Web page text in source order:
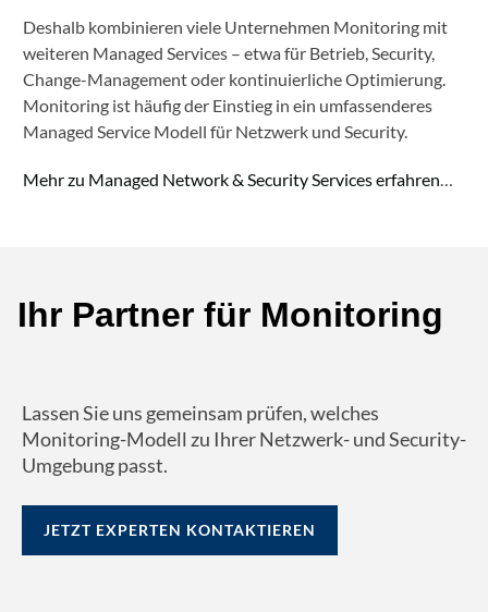
Deshalb kombinieren viele Unternehmen Monitoring mit
weiteren Managed Services – etwa für Betrieb, Security,
Change-Management oder kontinuierliche Optimierung.
Monitoring ist häufig der Einstieg in ein umfassenderes
Managed Service Modell für Netzwerk und Security.
Mehr zu Managed Network & Security Services erfahren…
Ihr Partner für Monitoring
Lassen Sie uns gemeinsam prüfen, welches
Monitoring-Modell zu Ihrer Netzwerk- und Security-
Umgebung passt.
JETZT EXPERTEN KONTAKTIEREN